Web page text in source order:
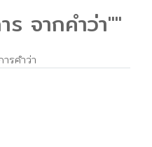
จากคำว่า""
รคำว่า